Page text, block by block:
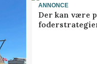
ANNONCE
Der kan være